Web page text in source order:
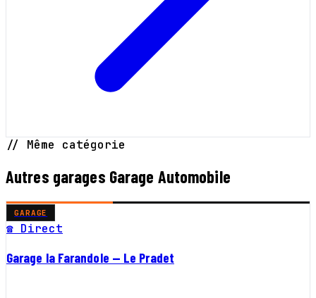
// Même catégorie
Autres garages Garage Automobile
GARAGE
☎ Direct
Garage la Farandole — Le Pradet